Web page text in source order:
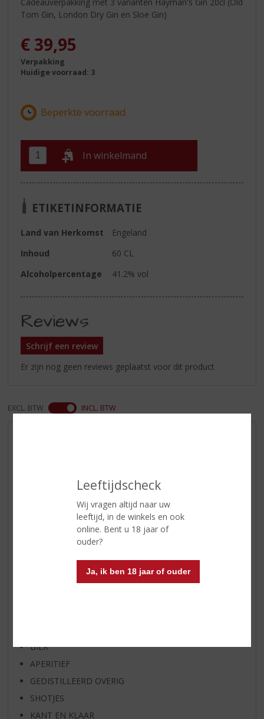
Leeftijdscheck
Wij vragen altijd naar uw
leeftijd, in de winkels en ook
online. Bent u 18 jaar of
ouder?
Ja, ik ben 18 jaar of ouder
Tom Gin, London Dry Gin en Sloe Gin)
€ 39,95
Verpakking
Huidige voorraad: 3
In winkelmand
ETIKETINFORMATIE
Land van Herkomst
Engeland
Inhoud
60 CL
Alcoholpercentage
41.2% vol
Reviews
Schrijf een review
Er zijn nog geen reviews geplaatst voor dit product
EXCL. BTW INCL. BTW
RUM VAN DE MAAND
BIER VAN DE MAAND
SPIRIT VAN DE MAAND
EXCLUSIEF TOPSLIJTER
BIER SPECIALS
BIER
APERITIEF
GEDISTILLEERD OVERIG
SHOTJES
KANT EN KLAAR